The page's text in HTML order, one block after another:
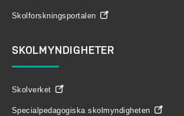
Skolforskningsportalen
SKOLMYNDIGHETER
Skolverket
Specialpedagogiska skolmyndigheten